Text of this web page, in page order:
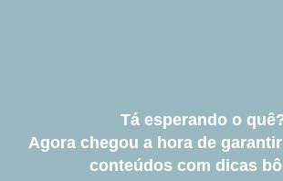
Tá esperando o
Agora chegou a hora de
conteúdos com dicas